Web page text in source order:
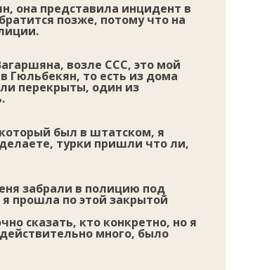
она представила инцидент в
позже, потому что на
возле ССС, это мой
то есть из дома
перекрыты, один из
был в штатском, я
турки пришли что ли,
забрали в полицию под
прошла по этой закрытой
сказать, кто конкретно, но я
много, было